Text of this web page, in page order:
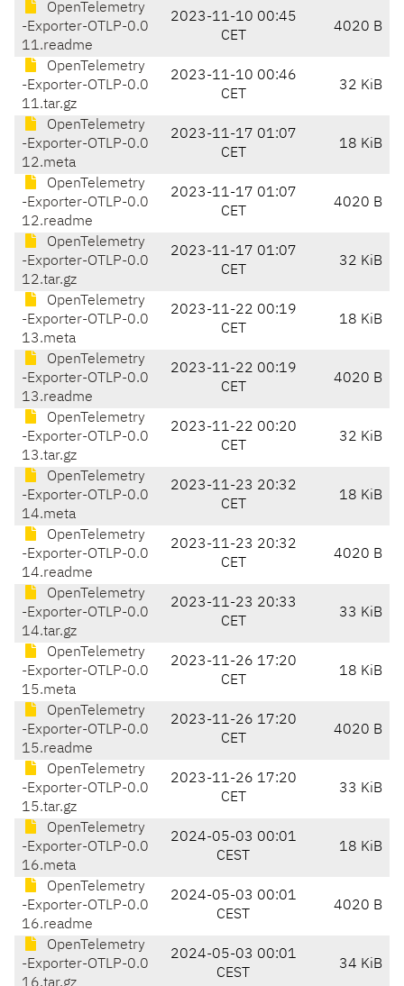
OpenTelemetry
-Exporter-OTLP-0.0
11.readme
2023-11-10 00:45
CET
4020 B
OpenTelemetry
-Exporter-OTLP-0.0
11.tar.gz
2023-11-10 00:46
CET
32 KiB
OpenTelemetry
-Exporter-OTLP-0.0
12.meta
2023-11-17 01:07
CET
18 KiB
OpenTelemetry
-Exporter-OTLP-0.0
12.readme
2023-11-17 01:07
CET
4020 B
OpenTelemetry
-Exporter-OTLP-0.0
12.tar.gz
2023-11-17 01:07
CET
32 KiB
OpenTelemetry
-Exporter-OTLP-0.0
13.meta
2023-11-22 00:19
CET
18 KiB
OpenTelemetry
-Exporter-OTLP-0.0
13.readme
2023-11-22 00:19
CET
4020 B
OpenTelemetry
-Exporter-OTLP-0.0
13.tar.gz
2023-11-22 00:20
CET
32 KiB
OpenTelemetry
-Exporter-OTLP-0.0
14.meta
2023-11-23 20:32
CET
18 KiB
OpenTelemetry
-Exporter-OTLP-0.0
14.readme
2023-11-23 20:32
CET
4020 B
OpenTelemetry
-Exporter-OTLP-0.0
14.tar.gz
2023-11-23 20:33
CET
33 KiB
OpenTelemetry
-Exporter-OTLP-0.0
15.meta
2023-11-26 17:20
CET
18 KiB
OpenTelemetry
-Exporter-OTLP-0.0
15.readme
2023-11-26 17:20
CET
4020 B
OpenTelemetry
-Exporter-OTLP-0.0
15.tar.gz
2023-11-26 17:20
CET
33 KiB
OpenTelemetry
-Exporter-OTLP-0.0
16.meta
2024-05-03 00:01
CEST
18 KiB
OpenTelemetry
-Exporter-OTLP-0.0
16.readme
2024-05-03 00:01
CEST
4020 B
OpenTelemetry
-Exporter-OTLP-0.0
2024-05-03 00:01
CEST
34 KiB